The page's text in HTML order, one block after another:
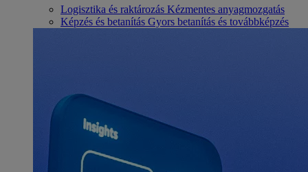
Logisztika és raktározás Kézmentes anyagmozgatás
Képzés és betanítás Gyors betanítás és továbbképzés